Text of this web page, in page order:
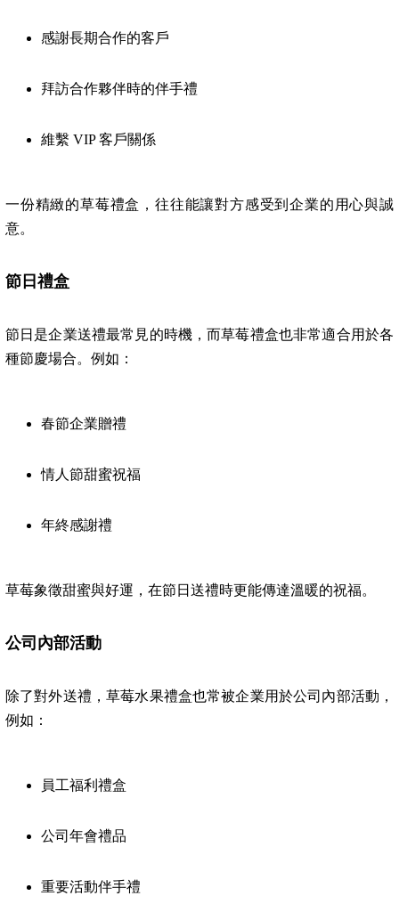
感謝長期合作的客戶
拜訪合作夥伴時的伴手禮
維繫 VIP 客戶關係
一份精緻的草莓禮盒，往往能讓對方感受到企業的用心與誠
意。
節日禮盒
節日是企業送禮最常見的時機，而草莓禮盒也非常適合用於各
種節慶場合。例如：
春節企業贈禮
情人節甜蜜祝福
年終感謝禮
草莓象徵甜蜜與好運，在節日送禮時更能傳達溫暖的祝福。
公司內部活動
除了對外送禮，草莓水果禮盒也常被企業用於公司內部活動，
例如：
員工福利禮盒
公司年會禮品
重要活動伴手禮